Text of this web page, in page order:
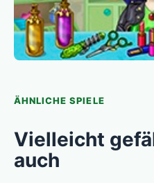
ÄHNLICHE SPIELE
Vielleicht
auch